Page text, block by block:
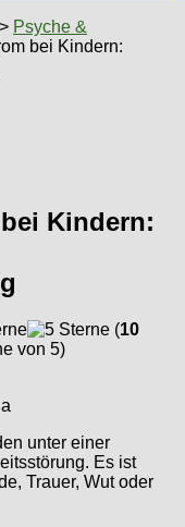
> Psyche &
bei Kindern:
Kindern:
(10
von 5)
unter einer
Es ist
Trauer, Wut oder